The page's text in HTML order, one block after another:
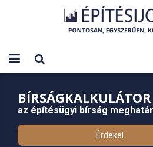
BÍRSÁGKALKULÁTOR
az építésügyi bírság
Érdekel